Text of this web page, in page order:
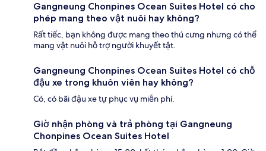
Gangneung Chonpines Ocean Suites Hotel có cho
phép mang theo vật nuôi hay không?
Rất tiếc, bạn không được mang theo thú cưng nhưng có thể
mang vật nuôi hỗ trợ người khuyết tật.
Gangneung Chonpines Ocean Suites Hotel có chỗ
đậu xe trong khuôn viên hay không?
Có, có bãi đậu xe tự phục vụ miễn phí.
Giờ nhận phòng và trả phòng tại Gangneung
Chonpines Ocean Suites Hotel